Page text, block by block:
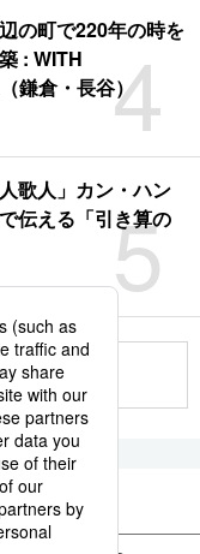
4
の町で220年の時を
: WITH
鎌倉・長谷）
5
歌人」カン・ハン
伝える「引き算の